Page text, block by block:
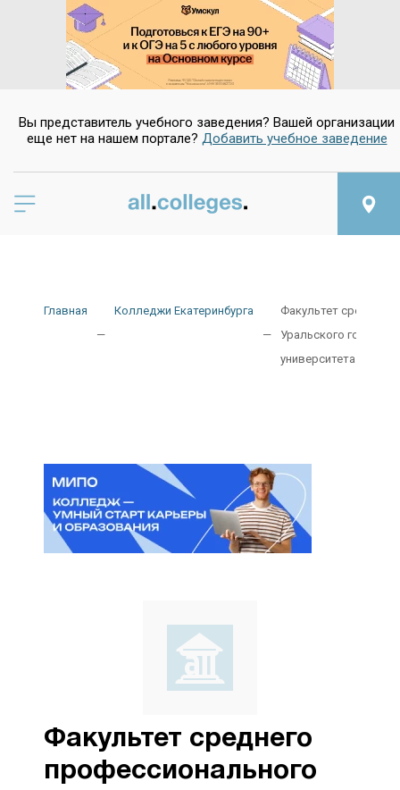
Вы представитель учебного заведения? Вашей организации
еще нет на нашем портале? Добавить учебное заведение
Главная Колледжи Екатеринбурга
Факультет среднего
Уральского
университета
Факультет среднего
профессионального